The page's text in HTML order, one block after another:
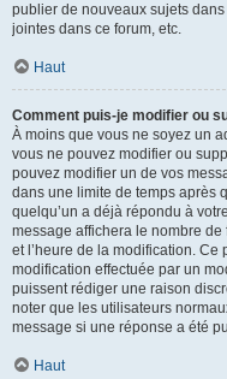
publier de nouveaux sujets
jointes dans ce forum, etc.
Haut
Comment puis-je modifier ou
À moins que vous ne soyez un
vous ne pouvez modifier ou
pouvez modifier un de vos
dans une limite de temps après
quelqu’un a déjà répondu à
message affichera le nombre de
et l’heure de la modification. Ce
modification effectuée par un
puissent rédiger une raison
noter que les utilisateurs
message si une réponse a été
Haut